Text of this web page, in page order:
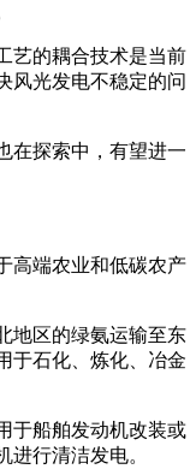
艺的耦合技术是当前
风光发电不稳定的问
在探索中，有望进一
高端农业和低碳农产
地区的绿氨运输至东
于石化、炼化、冶金
于船舶发动机改装或
进行清洁发电。